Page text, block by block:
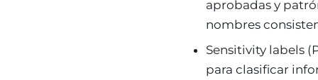
aprobadas y
nombres
Sensitivity labels
para clasificar